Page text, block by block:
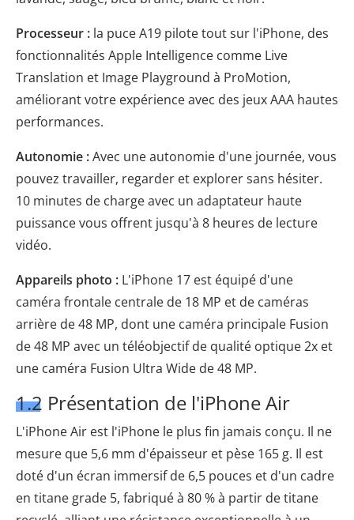
Processeur : la puce A19 pilote tout sur l'iPhone, des
fonctionnalités Apple Intelligence comme Live
Translation et Image Playground à ProMotion,
améliorant votre expérience avec des jeux AAA hautes
performances.
Autonomie :Avec une autonomie d'une journée, vous
pouvez travailler, regarder et explorer sans hésiter.
10 minutes de charge avec un adaptateur haute
puissance vous offrent jusqu'à 8 heures de lecture
vidéo.
Appareils photo : L'iPhone 17 est équipé d'une
caméra frontale centrale de 18 MP et de caméras
arrière de 48 MP, dont une caméra principale Fusion
de 48 MP avec un téléobjectif de qualité optique 2x et
une caméra Fusion Ultra Wide de 48 MP.
1.2 Présentation de l'iPhone Air
L'iPhone Air est l'iPhone le plus fin jamais conçu. Il ne
mesure que 5,6 mm d'épaisseur et pèse 165 g. Il est
doté d'un écran immersif de 6,5 pouces et d'un cadre
en titane grade 5, fabriqué à 80 % à partir de titane